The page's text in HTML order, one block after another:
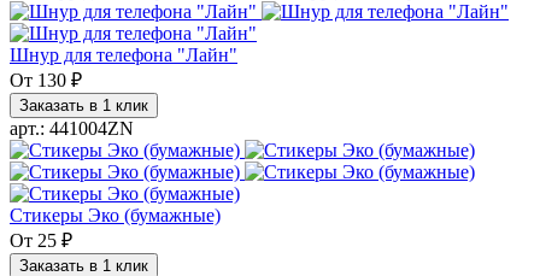
Шнур для телефона "Лайн"
От 130 ₽
Заказать в 1 клик
арт.: 441004ZN
Стикеры Эко (бумажные)
От 25 ₽
Заказать в 1 клик